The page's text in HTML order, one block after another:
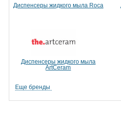
Диспенсеры жидкого мыла Roca
Диспенсеры жидкого мыла
ArtCeram
Еще бренды